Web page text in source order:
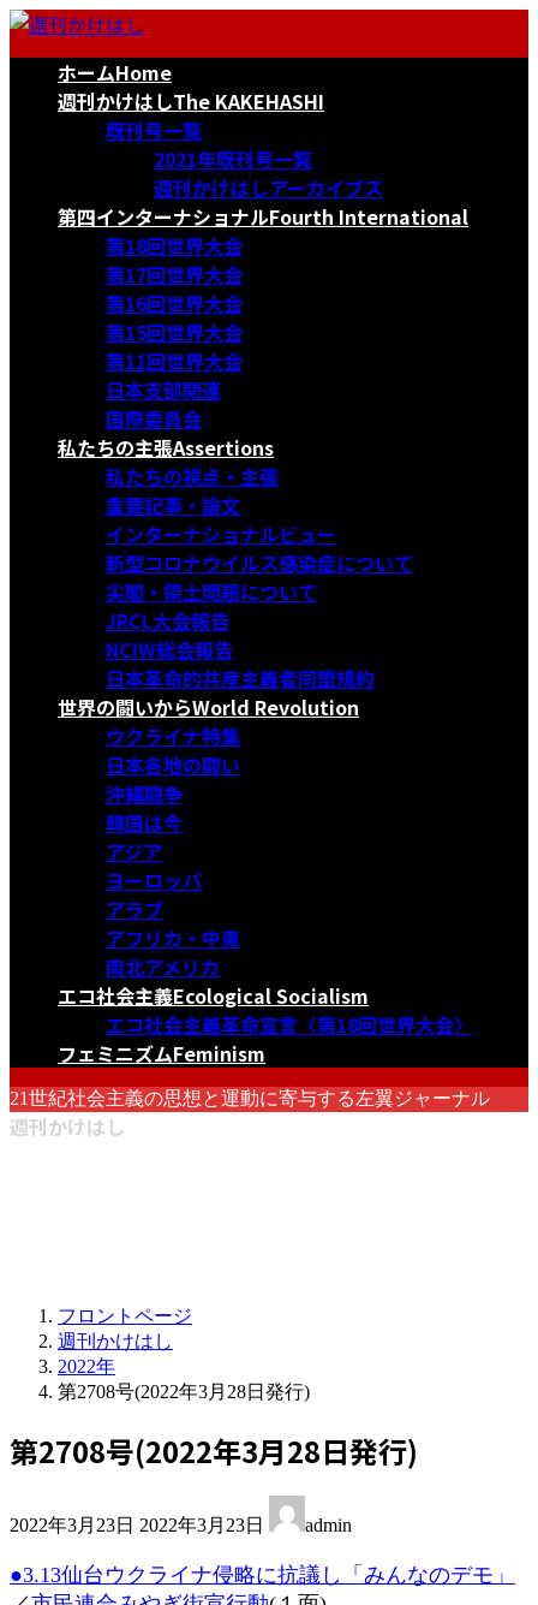
コ
ナ
ホームHome
週刊かけはしThe KAKEHASHI
既刊号一覧
2021年既刊号一覧
週刊かけはしアーカイブス
第四インターナショナルFourth International
第18回世界大会
第17回世界大会
第16回世界大会
第15回世界大会
第11回世界大会
日本支部関連
国際委員会
私たちの主張Assertions
私たちの視点・主張
重要記事・論文
インターナショナルビュー
新型コロナウイルス感染症について
尖閣・領土問題について
JRCL大会報告
NCIW総会報告
日本革命的共産主義者同盟規約
世界の闘いからWorld Revolution
ウクライナ特集
日本各地の闘い
沖縄闘争
韓国は今
アジア
ヨーロッパ
アラブ
アフリカ・中東
南北アメリカ
エコ社会主義Ecological Socialism
エコ社会主義革命宣言〈第18回世界大会〉
フェミニズムFeminism
21世紀社会主義の思想と運動に寄与する左翼ジャーナル
週刊かけはし
フロントページ
週刊かけはし
2022年
第2708号(2022年3月28日発行)
第2708号(2022年3月28日発行)
2022年3月23日 終
新
2022年3月23日 admin
●3.13仙台ウクライナ侵略に抗議し「みんなのデモ」